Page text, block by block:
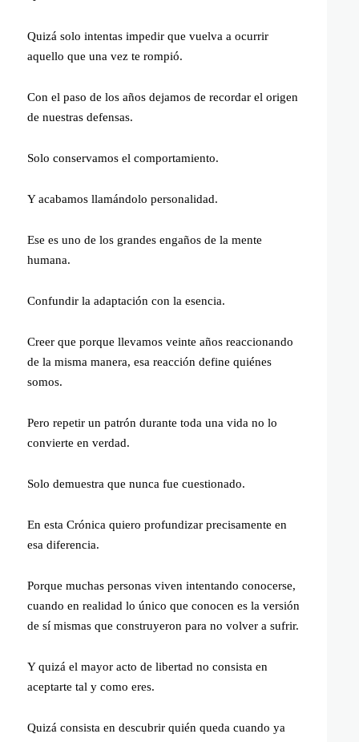
Quizá solo intentas impedir que vuelva a ocurrir
aquello que una vez te rompió.
Con el paso de los años dejamos de recordar el origen
de nuestras defensas.
Solo conservamos el comportamiento.
Y acabamos llamándolo personalidad.
Ese es uno de los grandes engaños de la mente
humana.
Confundir la adaptación con la esencia.
Creer que porque llevamos veinte años reaccionando
de la misma manera, esa reacción define quiénes
somos.
Pero repetir un patrón durante toda una vida no lo
convierte en verdad.
Solo demuestra que nunca fue cuestionado.
En esta Crónica quiero profundizar precisamente en
esa diferencia.
Porque muchas personas viven intentando conocerse,
cuando en realidad lo único que conocen es la versión
de sí mismas que construyeron para no volver a sufrir.
Y quizá el mayor acto de libertad no consista en
aceptarte tal y como eres.
Quizá consista en descubrir quién queda cuando ya